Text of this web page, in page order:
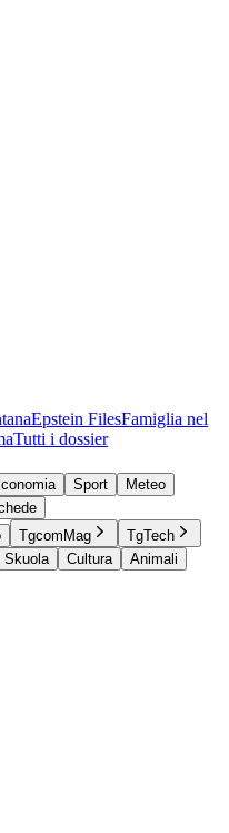
Epstein FilesFamiglia nel
Tutti i dossier
Sport
Meteo
TgcomMag
TgTech
Skuola Cultura
Animali